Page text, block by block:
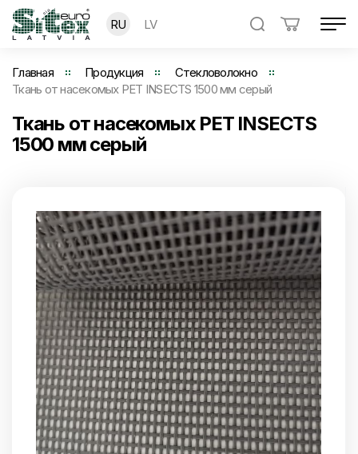
RU LV
Главная Продукция
Стекловолокно
Ткань от насекомых PET INSECTS 1500 мм серый
Ткань от насекомых PET INSECTS
1500 мм серый